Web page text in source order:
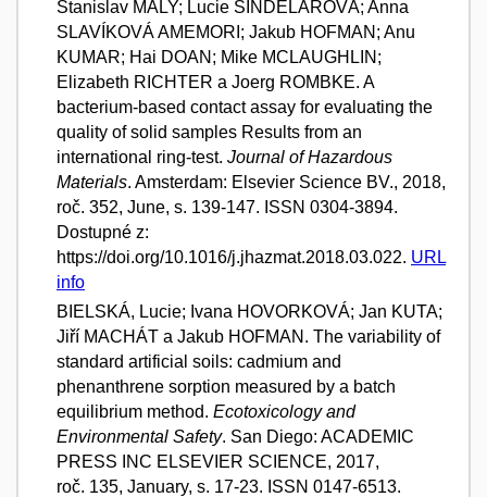
Stanislav MALY; Lucie ŠINDELÁŘOVÁ; Anna
SLAVÍKOVÁ AMEMORI; Jakub HOFMAN; Anu
KUMAR; Hai DOAN; Mike MCLAUGHLIN;
Elizabeth RICHTER a Joerg ROMBKE. A
bacterium-based contact assay for evaluating the
quality of solid samples Results from an
international ring-test. Journal of Hazardous
Materials. Amsterdam: Elsevier Science BV., 2018,
roč. 352, June, s. 139-147. ISSN 0304-3894.
Dostupné z:
https://doi.org/10.1016/j.jhazmat.2018.03.022. URL
info
BIELSKÁ, Lucie; Ivana HOVORKOVÁ; Jan KUTA;
Jiří MACHÁT a Jakub HOFMAN. The variability of
standard artificial soils: cadmium and
phenanthrene sorption measured by a batch
equilibrium method. Ecotoxicology and
Environmental Safety. San Diego: ACADEMIC
PRESS INC ELSEVIER SCIENCE, 2017,
roč. 135, January, s. 17-23. ISSN 0147-6513.